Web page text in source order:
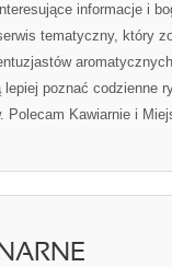
informacje i
tematyczny, który
poznać codzienne
Polecam Kawiarnie i